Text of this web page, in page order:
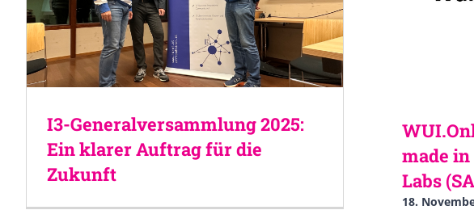
I3-Generalversammlung 2025:
Ein klarer Auftrag für die
Zukunft
made
Labs
18.